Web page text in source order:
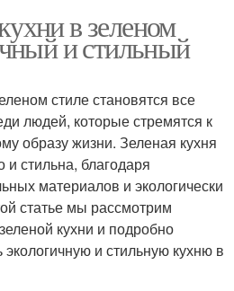
в зеленом
и стильный
стиле становятся все
людей, которые стремятся к
образу жизни. Зеленая кухня
и стильна, благодаря
материалов и экологически
статье мы рассмотрим
кухни и подробно
экологичную и стильную кухню в